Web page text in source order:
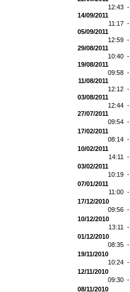
12:43 -
14/09/2011
11:17 -
05/09/2011
12:59 -
29/08/2011
10:40 -
19/08/2011
09:58 -
11/08/2011
12:12 -
03/08/2011
12:44 -
27/07/2011
09:54 -
17/02/2011
08:14 -
10/02/2011
14:11 -
03/02/2011
10:19 -
07/01/2011
11:00 -
17/12/2010
09:56 -
10/12/2010
13:11 -
01/12/2010
08:35 -
19/11/2010
10:24 -
12/11/2010
09:30 -
08/11/2010